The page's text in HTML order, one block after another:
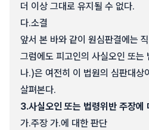
더 이상 그대로 유지될 수 없다.
다.소결
앞서 본 바와 같이 원심판결에는
그럼에도 피고인의 사실오인 또는
나.)은 여전히 이 법원의 심판대상
살펴본다.
3.사실오인 또는 법령위반 주장에
가.주장 가.에 대한 판단